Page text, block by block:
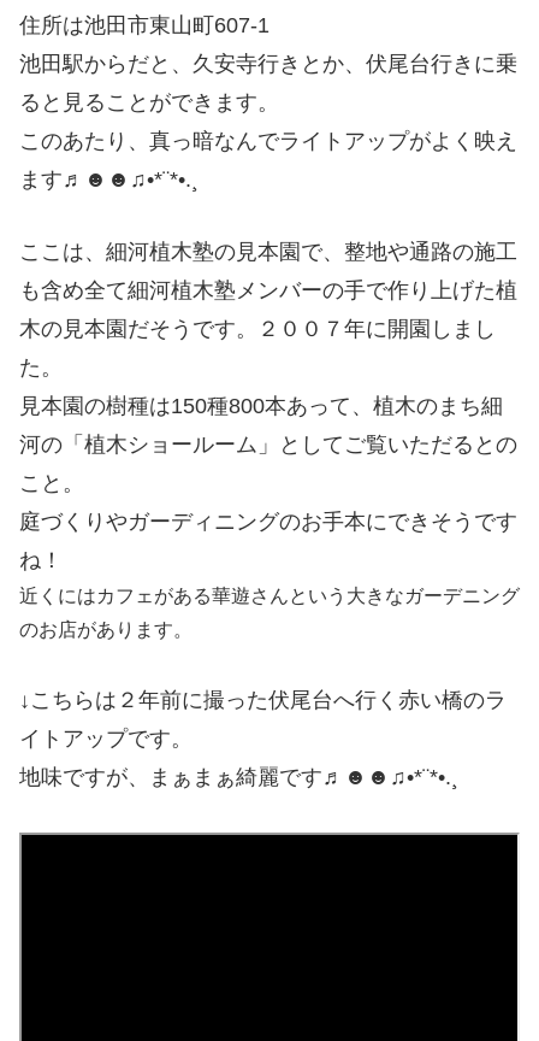
住所は池田市東山町607-1
池田駅からだと、久安寺行きとか、伏尾台行きに乗
ると見ることができます。
このあたり、真っ暗なんでライトアップがよく映え
ます♬☻☻♫•*¨*•.¸
ここは、細河植木塾の見本園で、整地や通路の施工
も含め全て細河植木塾メンバーの手で作り上げた植
木の見本園だそうです。２００７年に開園しまし
た。
見本園の樹種は150種800本あって、植木のまち細
河の「植木ショールーム」としてご覧いただるとの
こと。
庭づくりやガーディニングのお手本にできそうです
ね！
近くにはカフェがある華遊さんという大きなガーデニング
のお店があります。
↓こちらは２年前に撮った伏尾台へ行く赤い橋のラ
イトアップです。
地味ですが、まぁまぁ綺麗です♬☻☻♫•*¨*•.¸